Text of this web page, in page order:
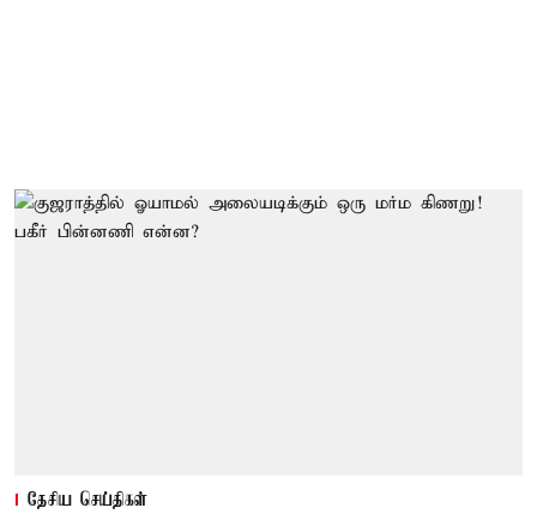
தேசிய செய்திகள்